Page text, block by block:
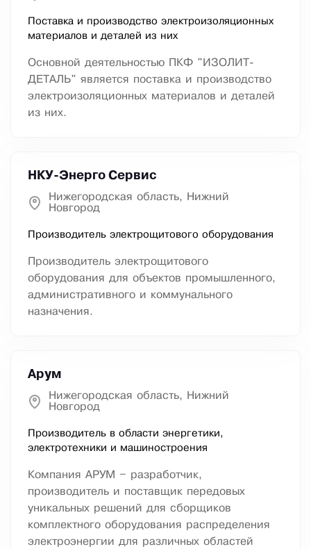
Поставка и производство электроизоляционных
материалов и деталей из них
Основной деятельностью ПКФ "ИЗОЛИТ-
ДЕТАЛЬ" является поставка и производство
электроизоляционных материалов и деталей
из них.
НКУ-Энерго Сервис
Нижегородская область, Нижний
Новгород
Производитель электрощитового оборудования
Производитель электрощитового
оборудования для объектов промышленного,
административного и коммунального
назначения.
Арум
Нижегородская область, Нижний
Новгород
Производитель в области энергетики,
электротехники и машиностроения
Компания АРУМ – разработчик,
производитель и поставщик передовых
уникальных решений для сборщиков
комплектного оборудования распределения
электроэнергии для различных областей